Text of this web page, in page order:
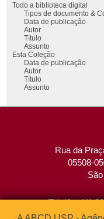
Todo a biblioteca digital
Tipos de documento &
Data de publicação
Autor
Título
Assunto
Esta Coleção
Data de publicação
Autor
Título
Assunto
Rua da
05508-
Tel: (0xx11)